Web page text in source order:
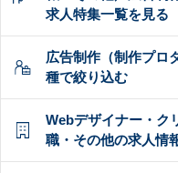
求人特集一覧を見る
広告制作（制作プロ
種で絞り込む
Webデザイナー・ク
職・その他の求人情